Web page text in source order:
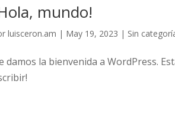
mundo!
luisceron.am | May 19, 2023 | Sin
damos la bienvenida a WordPress.